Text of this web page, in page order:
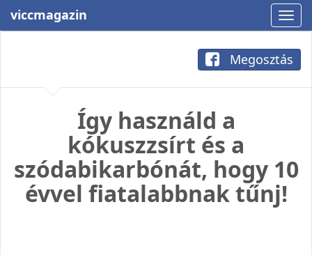
viccmagazin
Megosztás
Így használd a
kókuszzsírt és a
szódabikarbónát, hogy 10
évvel fiatalabbnak tűnj!